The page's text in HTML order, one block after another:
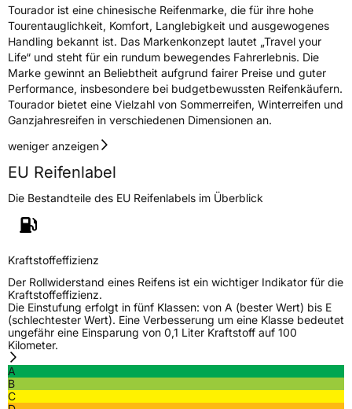
SchlauchtypTL
ZustandNeureifen
M+SJa
VerstärktXL
EU Label
EffizienzD
Nasshaftung
Rollgeräusch (Klasse)
Rollgeräusch (dB)
FahrzeugklasseC1
3PMSF / Schneeflockensymbol / Alpine-Symbol
EisgripNein
Tourador ist eine chinesische Reifenmarke, die für ihre hohe
Tourentauglichkeit, Komfort, Langlebigkeit und ausgewogenes
Handling bekannt ist. Das Markenkonzept lautet „Travel your
Life“ und steht für ein rundum bewegendes Fahrerlebnis. Die
Marke gewinnt an Beliebtheit aufgrund fairer Preise und guter
Performance, insbesondere bei budgetbewussten Reifenkäufern.
Tourador bietet eine Vielzahl von Sommerreifen, Winterreifen und
Ganzjahresreifen in verschiedenen Dimensionen an.
weniger anzeigen
EU Reifenlabel
Die Bestandteile des EU Reifenlabels im Überblick
Kraftstoffeffizienz
Der Rollwiderstand eines Reifens ist ein wichtiger Indikator für die
Kraftstoffeffizienz.
Die Einstufung erfolgt in fünf Klassen: von A (bester Wert) bis E
(schlechtester Wert). Eine Verbesserung um eine Klasse bedeutet
ungefähr eine Einsparung von 0,1 Liter Kraftstoff auf 100
Kilometer.
A
B
C